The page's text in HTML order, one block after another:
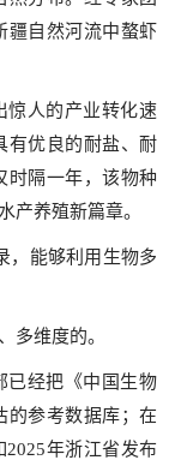
疆自然河流中螯虾
惊人的产业转化速
有优良的耐盐、耐
时隔一年，该物种
产养殖新篇章。
，能够利用生物多
多维度的。
已经把《中国生物
的参考数据库；在
年浙江省发布